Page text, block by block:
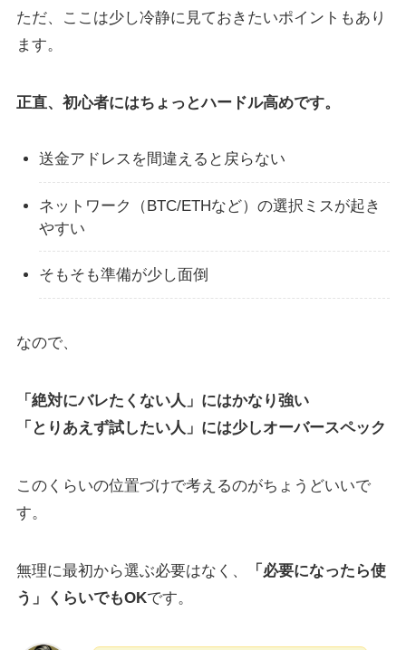
ただ、ここは少し冷静に見ておきたいポイントもあり
ます。
正直、初心者にはちょっとハードル高めです。
送金アドレスを間違えると戻らない
ネットワーク（BTC/ETHなど）の選択ミスが起き
やすい
そもそも準備が少し面倒
なので、
「絶対にバレたくない人」にはかなり強い
「とりあえず試したい人」には少しオーバースペック
このくらいの位置づけで考えるのがちょうどいいで
す。
無理に最初から選ぶ必要はなく、
「必要になったら使
う」くらいでもOKです。